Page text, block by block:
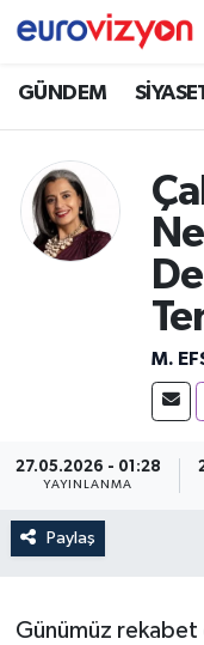
GÜNDEM
M.
27.05.2026 - 01:28
YAYINLANMA
Paylaş
Günümüz rekabet